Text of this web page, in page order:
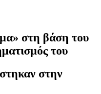
στη βάση του
του
στην